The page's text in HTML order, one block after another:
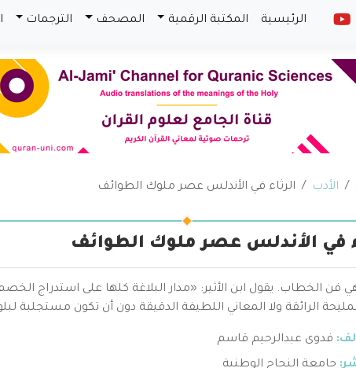
الرئيسية المكتبة الرقمية المصحف الترجمات
الأدب الرثاء في الأندلس عصر ملوك الطوائف
في الأندلس عصر ملوك الطوائف
فن الخطاب. يقول ابن الأثير: «مدار البلاغة كلها على استدراج الخصم
المليحة الرائقة ولا المعاني اللطيفة الدقيقة دون أن تكون
فدوى عبدالرحيم قاسم
جامعة النجاح الوطنية